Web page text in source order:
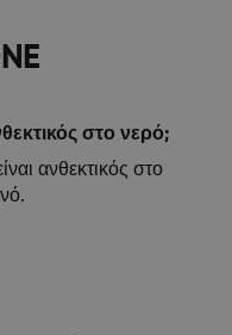
στο νερό;
ανθεκτικός στο